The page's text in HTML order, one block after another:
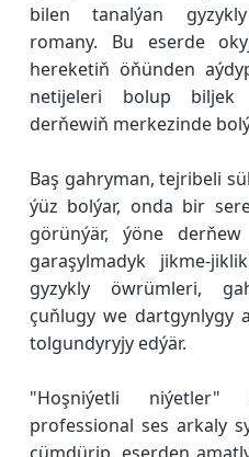
bilen tanalýan
romany. Bu eserde
hereketiň öňünden
netijeleri bolup biljek
derňewiň merkezinde
Baş gahryman, tejribeli
ýüz bolýar, onda bir
görünýär, ýöne
garaşylmadyk jikme-
gyzykly öwrümleri,
çuňlugy we dartgynlygy
tolgundyryjy edýär.
"Hoşniýetli
professional ses arkaly